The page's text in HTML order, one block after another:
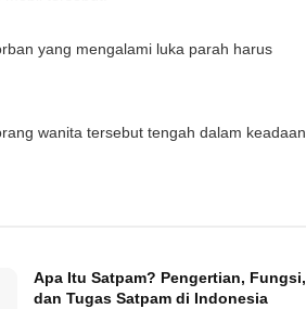
yang mengalami luka parah harus
wanita tersebut tengah dalam keadaan
Apa Itu Satpam? Pengertian, Fungsi,
dan Tugas Satpam di Indonesia